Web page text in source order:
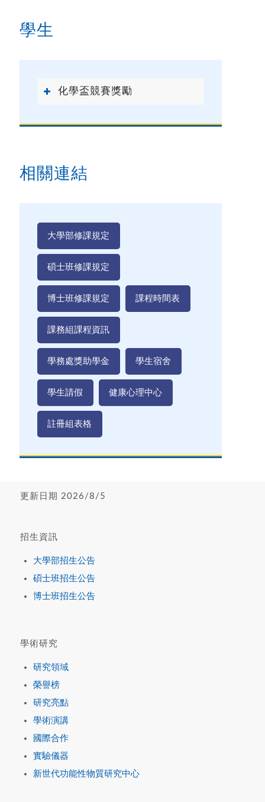
學生
化學盃競賽獎勵
相關連結
大學部修課規定
碩士班修課規定
博士班修課規定 課程時間表
課務組課程資訊
學務處獎助學金 學生宿舍
學生請假 健康心理中心
註冊組表格
更新日期 2026/8/5
招生資訊
大學部招生公告
碩士班招生公告
博士班招生公告
學術研究
研究領域
榮譽榜
研究亮點
學術演講
國際合作
實驗儀器
新世代功能性物質研究中心